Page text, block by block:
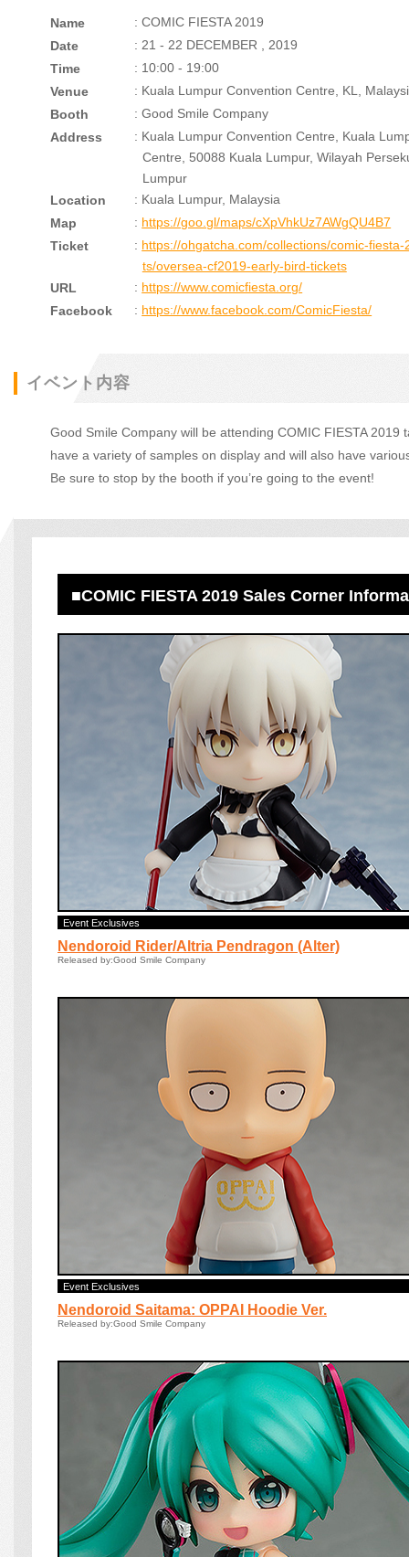
Name
: COMIC FIESTA 2019
Date
: 21 - 22 DECEMBER , 2019
Time
: 10:00 - 19:00
Venue
: Kuala Lumpur Convention Centre, KL,
Booth
: Good Smile Company
Address
: Kuala Lumpur Convention Centre, Kuala
Centre, 50088 Kuala Lumpur, Wilayah
Lumpur
Location
: Kuala Lumpur, Malaysia
Map
: https://goo.gl/maps/cXpVhkUz7AWgQU4B7
Ticket
: https://ohgatcha.com/collections/comic-
ts/oversea-cf2019-early-bird-tickets
URL
: https://www.comicfiesta.org/
Facebook
: https://www.facebook.com/ComicFiesta/
イベント内容
Good Smile Company will be attending COMIC FIESTA
have a variety of samples on display and will also have
Be sure to stop by the booth if you’re going to the event!